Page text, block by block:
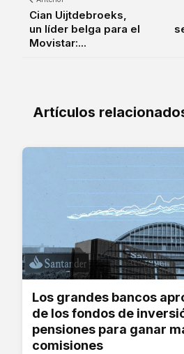
Cian Uijtdebroeks,
un líder belga para el
Movistar:...
Artículos
Los grandes bancos
de los fondos de
pensiones para ganar
comisiones